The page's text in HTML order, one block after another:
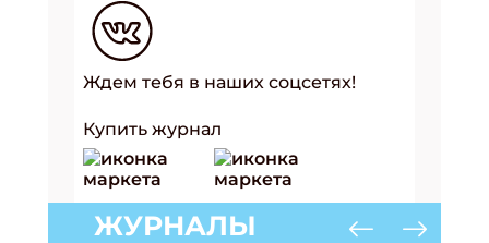
Ждем тебя в наших соцсетях!
Купить журнал
ЖУРНАЛЫ